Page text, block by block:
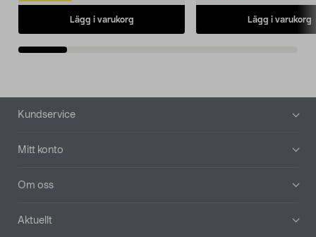
Lägg i varukorg Lägg i varukorg
Sidfot
Kundservice
Mitt konto
Om oss
Aktuellt